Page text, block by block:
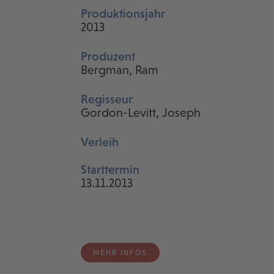
Produktionsjahr
2013
Produzent
Bergman, Ram
Regisseur
Gordon-Levitt, Joseph
Verleih
Starttermin
13.11.2013
MEHR INFOS